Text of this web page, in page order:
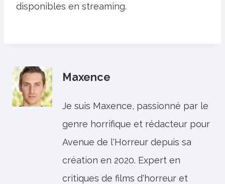
disponibles en streaming.
Maxence
Je suis Maxence, passionné par le
genre horrifique et rédacteur pour
Avenue de l'Horreur depuis sa
création en 2020. Expert en
critiques de films d'horreur et